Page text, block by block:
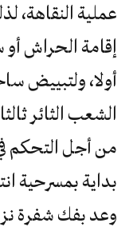
عملية النقاهة،
إقامة الحراش
أولا، ولتبييض
الشعب الثائر
من أجل التحكم
بداية بمسرحية
وعد بفك شفرة